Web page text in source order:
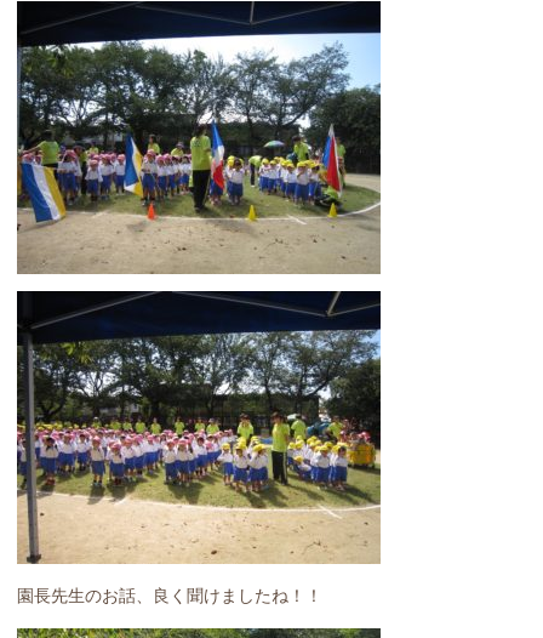
園長先生のお話、良く聞けましたね！！